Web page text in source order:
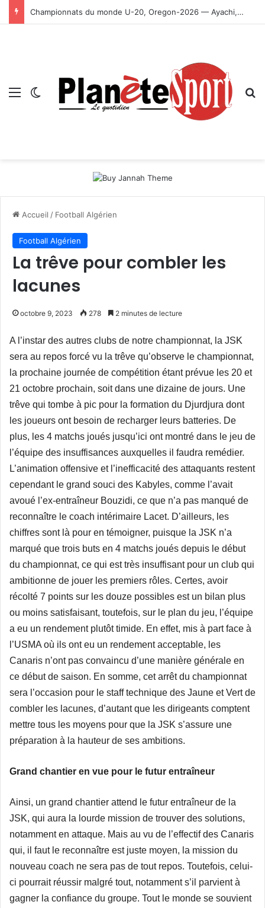
Championnats du monde U-20, Oregon-2026 — Ayachi, Dissa, Touahria et Ghezali en finale
Menu Switch skin
Accueil / Football Algérien
Football Algérien
La trêve pour combler les
lacunes
octobre 9, 2023 278 2 minutes de lecture
A l’instar des autres clubs de notre championnat, la JSK
sera au repos forcé vu la trêve qu’observe le championnat,
la prochaine journée de compétition étant prévue les 20 et
21 octobre prochain, soit dans une dizaine de jours. Une
trêve qui tombe à pic pour la formation du Djurdjura dont
les joueurs ont besoin de recharger leurs batteries. De
plus, les 4 matchs joués jusqu’ici ont montré dans le jeu de
l’équipe des insuffisances auxquelles il faudra remédier.
L’animation offensive et l’inefficacité des attaquants restent
cependant le grand souci des Kabyles, comme l’avait
avoué l’ex-entraîneur Bouzidi, ce que n’a pas manqué de
reconnaître le coach intérimaire Lacet. D’ailleurs, les
chiffres sont là pour en témoigner, puisque la JSK n’a
marqué que trois buts en 4 matchs joués depuis le début
du championnat, ce qui est très insuffisant pour un club qui
ambitionne de jouer les premiers rôles. Certes, avoir
récolté 7 points sur les douze possibles est un bilan plus
ou moins satisfaisant, toutefois, sur le plan du jeu, l’équipe
a eu un rendement plutôt timide. En effet, mis à part face à
l’USMA où ils ont eu un rendement acceptable, les
Canaris n’ont pas convaincu d’une manière générale en
ce début de saison. En somme, cet arrêt du championnat
sera l’occasion pour le staff technique des Jaune et Vert de
combler les lacunes, d’autant que les dirigeants comptent
mettre tous les moyens pour que la JSK s’assure une
préparation à la hauteur de ses ambitions.
Grand chantier en vue pour le futur entraîneur
Ainsi, un grand chantier attend le futur entraîneur de la
JSK, qui aura la lourde mission de trouver des solutions,
notamment en attaque. Mais au vu de l’effectif des Canaris
qui, il faut le reconnaître est juste moyen, la mission du
nouveau coach ne sera pas de tout repos. Toutefois, celui-
ci pourrait réussir malgré tout, notamment s’il parvient à
gagner la confiance du groupe. Tout le monde se souvient